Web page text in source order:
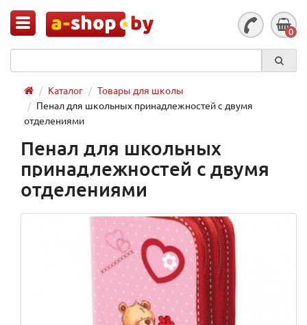
0
Каталог
Товары для школы
Пенал для школьных принадлежностей с двумя
отделениями
Пенал для школьных
принадлежностей с двумя
отделениями